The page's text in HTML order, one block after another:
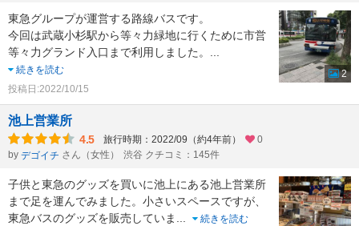
東急グループが運営する路線バスです。
今回は武蔵小杉駅から等々力緑地に行くために市営
等々力グランド入口まで利用しました。
続きを読む
投稿日:2022/10/15
2
池上営業所
4.5 旅行時期：2022/09（約4年前）
0
by デゴイチ さん（女性） 渋谷 クチコミ：145件
子供と東急のグッズを買いに池上にある池上営業所
まで足を運んでみました。小さいスペースですが、
東急バスのグッズを販売していま
続きを読む